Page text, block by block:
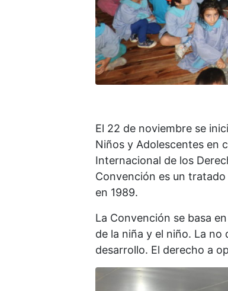
El 22 de noviembre se
Niños y Adolescentes en
Internacional de los
Convención es un
en 1989.
La Convención se basa
de la niña y el niño. La no
desarrollo. El derecho a